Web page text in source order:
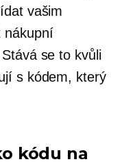
vašim
nákupní
se to kvůli
s kódem, který
kódu na